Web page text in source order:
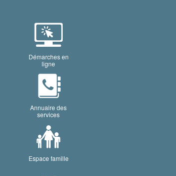
Démarches en
ligne
Annuaire des
services
Espace famille